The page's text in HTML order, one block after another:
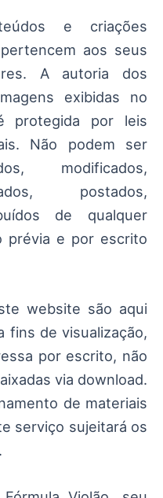
e criações
aos seus
A autoria dos
exibidas no
protegida por leis
Não podem ser
modificados,
postados,
de qualquer
prévia e por escrito
website são aqui
fins de visualização,
por escrito, não
via download.
de materiais
serviço sujeitará os